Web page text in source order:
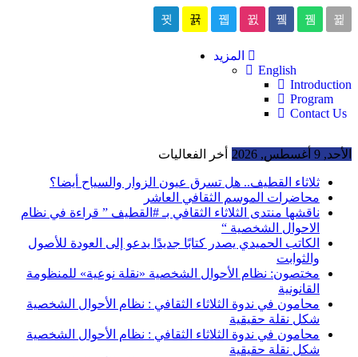
English
Introduction
Program
Contact Us
الأحد, 9 أغسطس, 2026 أخر الفعاليات
ثلاثاء القطيف.. هل تسرق عيون الزوار والسياح أيضا؟
محاضرات الموسم الثقافي العاشر
ناقشها منتدى الثلاثاء الثقافي بـ #القطيف ” قراءة في نظام
الاحوال الشخصية “
الكاتب الحميدي يصدر كتابًا جديدًا يدعو إلى العودة للأصول
والثوابت
مختصون: نظام الأحوال الشخصية «نقلة نوعية» للمنظومة
القانونية
محامون في ندوة الثلاثاء الثقافي : نظام الأحوال الشخصية
شكل نقلة حقيقية
محامون في ندوة الثلاثاء الثقافي : نظام الأحوال الشخصية
شكل نقلة حقيقية